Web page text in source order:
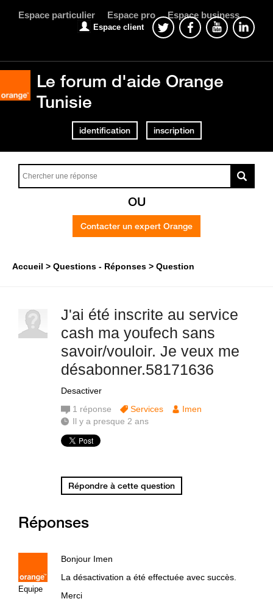
Espace particulier Espace pro Espace business
Espace client
Le forum d'aide Orange
Tunisie
identification inscription
OU
Contacter un expert Orange
Accueil Questions - Réponses Question
J'ai été inscrite au service
cash ma youfech sans
savoir/vouloir. Je veux me
désabonner.58171636
Desactiver
1 réponse Services
Imen
Il y a presque 2 ans
Répondre à cette question
Réponses
Equipe
Bonjour Imen
La désactivation a été effectuée avec succès.
Merci